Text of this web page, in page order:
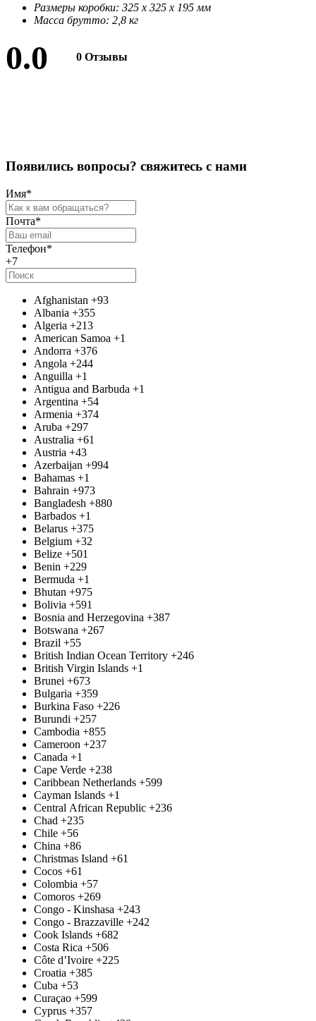
Размеры коробки: 325 х 325 х 195 мм
Масса брутто: 2,8 кг
0.0 0 Отзывы
Появились вопросы? свяжитесь с нами
Имя*
Почта*
Телефон*
+7
Afghanistan +93
Albania +355
Algeria +213
American Samoa +1
Andorra +376
Angola +244
Anguilla +1
Antigua and Barbuda +1
Argentina +54
Armenia +374
Aruba +297
Australia +61
Austria +43
Azerbaijan +994
Bahamas +1
Bahrain +973
Bangladesh +880
Barbados +1
Belarus +375
Belgium +32
Belize +501
Benin +229
Bermuda +1
Bhutan +975
Bolivia +591
Bosnia and Herzegovina +387
Botswana +267
Brazil +55
British Indian Ocean Territory +246
British Virgin Islands +1
Brunei +673
Bulgaria +359
Burkina Faso +226
Burundi +257
Cambodia +855
Cameroon +237
Canada +1
Cape Verde +238
Caribbean Netherlands +599
Cayman Islands +1
Central African Republic +236
Chad +235
Chile +56
China +86
Christmas Island +61
Cocos +61
Colombia +57
Comoros +269
Congo - Kinshasa +243
Congo - Brazzaville +242
Cook Islands +682
Costa Rica +506
Côte d’Ivoire +225
Croatia +385
Cuba +53
Curaçao +599
Cyprus +357